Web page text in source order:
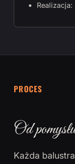
PROCES
Od
Każda